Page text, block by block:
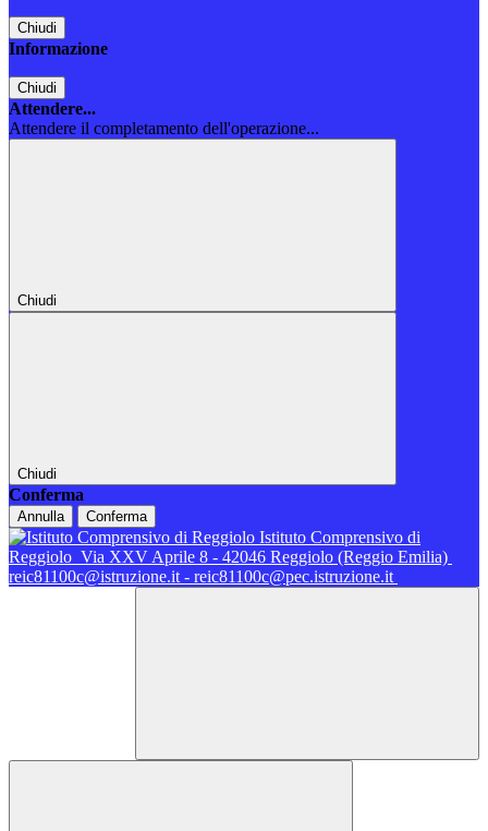
Chiudi
Informazione
Chiudi
Attendere...
Attendere il completamento dell'operazione...
Chiudi
Chiudi
Conferma
Annulla Conferma
Istituto Comprensivo di
Reggiolo Via XXV Aprile 8 - 42046 Reggiolo (Reggio Emilia)
reic81100c@istruzione.it - reic81100c@pec.istruzione.it